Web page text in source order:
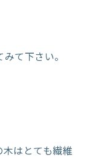
て下さい。
はとても繊維